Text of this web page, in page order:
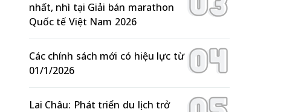
nhất, nhì tại Giải bán marathon
Quốc tế Việt Nam 2026
Các chính sách mới có hiệu lực từ
01/1/2026
Lai Châu: Phát triển du lịch trở